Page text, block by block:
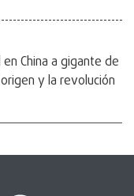
China a gigante de
y la revolución